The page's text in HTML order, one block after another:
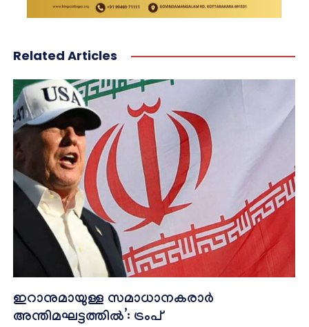
Related Articles
ഇറാനുമായുള്ള സമാധാനകരാർ
അന്തിമഘട്ടത്തിൽ‌’: ട്രംപ്